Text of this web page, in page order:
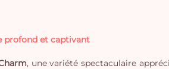
profond et captivant
, une variété spectaculaire